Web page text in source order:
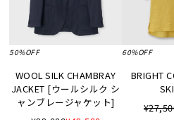
50%OFF
WOOL SILK CHAMBRAY
JACKET [ウールシルク シ
ャンブレージャケット]
60%OFF
BRIGHT